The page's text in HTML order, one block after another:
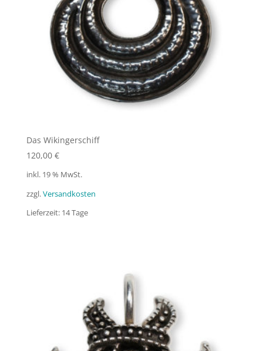
Das Wikingerschiff
120,00 €
inkl. 19 % MwSt.
zzgl.Versandkosten
Lieferzeit: 14 Tage